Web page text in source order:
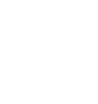
는 과실이 없는 경우에는 그러하
방침을 정하여 이용자 권익 보호
있는지 알려드립니다.